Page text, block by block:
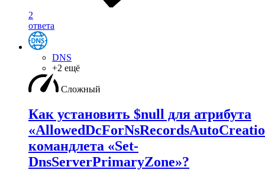
2
ответа
DNS
+2 ещё
Сложный
Как установить $null для атрибута
командлета «Set-
DnsServerPrimaryZone»?